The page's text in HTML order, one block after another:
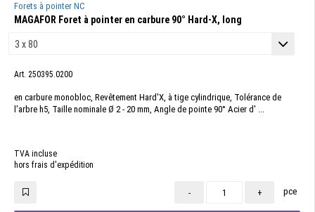
Forets à pointer NC
MAGAFOR Foret à pointer en carbure 90° Hard-X, long
Art. 250395.0200
en carbure monobloc, Revêtement Hard'X, à tige cylindrique, Tolérance de
l'arbre h5, Taille nominale Ø 2 - 20 mm, Angle de pointe 90° Acier d' ...
TVA incluse
hors frais d'expédition
- + pce